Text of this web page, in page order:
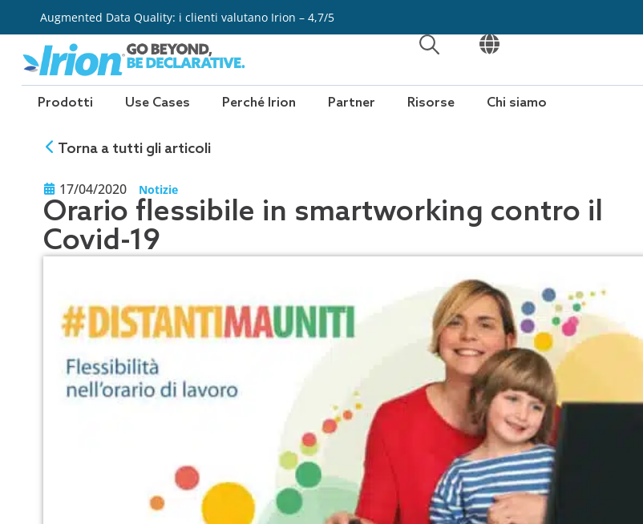
contenuto
Augmented Data Quality: i clienti valutano Irion – 4,7/5
APRI
APRI
Prodotti Use Cases Perché Irion Partner Risorse Chi siamo
Torna a tutti gli articoli
17/04/2020 Notizie
Orario flessibile in smartworking contro il
Covid-19